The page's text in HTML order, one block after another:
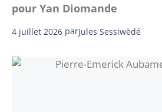
pour Yan Diomande
4 juillet 2026 parJules Sessiwèdé